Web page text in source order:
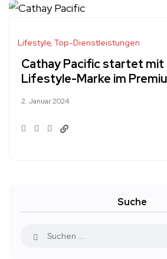
Lifestyle Top-Dienstleistungen
Cathay Pacific startet mit
Lifestyle-Marke im
2. Januar 2024
Suche